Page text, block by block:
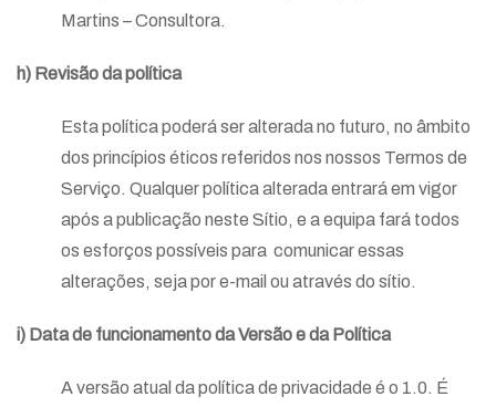
Martins – Consultora.
h) Revisão da política
Esta política poderá ser alterada no futuro, no âmbito
dos princípios éticos referidos nos nossos Termos de
Serviço. Qualquer política alterada entrará em vigor
após a publicação neste Sítio, e a equipa fará todos
os esforços possíveis para comunicar essas
alterações, seja por e-mail ou através do sítio.
i) Data de funcionamento da Versão e da Política
A versão atual da política de privacidade é o 1.0. É